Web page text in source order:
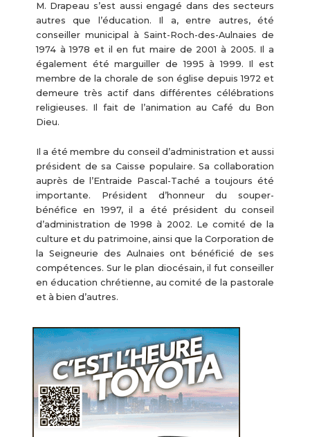
M. Drapeau s’est aussi engagé dans des secteurs
autres que l’éducation. Il a, entre autres, été
conseiller municipal à Saint-Roch-des-Aulnaies de
1974 à 1978 et il en fut maire de 2001 à 2005. Il a
également été marguiller de 1995 à 1999. Il est
membre de la chorale de son église depuis 1972 et
demeure très actif dans différentes célébrations
religieuses. Il fait de l’animation au Café du Bon
Dieu.
Il a été membre du conseil d’administration et aussi
président de sa Caisse populaire. Sa collaboration
auprès de l’Entraide Pascal-Taché a toujours été
importante. Président d’honneur du souper-
bénéfice en 1997, il a été président du conseil
d’administration de 1998 à 2002. Le comité de la
culture et du patrimoine, ainsi que la Corporation de
la Seigneurie des Aulnaies ont bénéficié de ses
compétences. Sur le plan diocésain, il fut conseiller
en éducation chrétienne, au comité de la pastorale
et à bien d’autres.